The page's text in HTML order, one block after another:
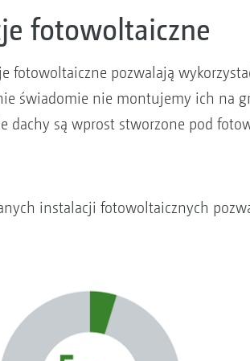
fotowoltaiczne
fotowoltaiczne pozwalają
świadomie nie montujemy ich na
dachy są wprost stworzone pod
instalacji fotowoltaicznych